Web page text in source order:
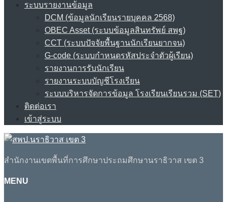
ระบบรายงานข้อมูล
DCM (ข้อมูลนักเรียนรายบุคคล 2568)
OBEC Asset (ระบบข้อมูลสินทรัพย์ สพฐ)
CCT (ระบบปัจจัยพื้นฐานนักเรียนยากจน)
G-code (ระบบกำหนดรหัสประจำตัวผู้เรียน)
รายงานการรับนักเรียน
รายงานระบบบัญชีโรงเรียน
ระบบบริหารจัดการข้อมูล โรงเรียนเรียนรวม (SET)
ติดต่อเรา
เข้าสู่ระบบ
สำนักงานเขตพื้นที่การศึกษาประถมศึกษานราธิวาส เขต 3
MENU